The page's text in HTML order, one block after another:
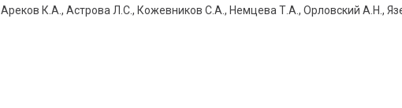
Ареков К.А., Астрова Л.С., Кожевников С.А., Немцева Т.А., Орловский А.Н.,